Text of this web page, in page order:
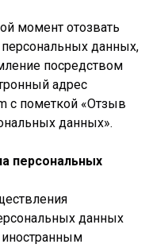
момент отозвать
персональных данных,
посредством
адрес
с пометкой «Отзыв
данных».
персональных
данных
иностранным